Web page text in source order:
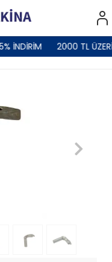
İNDİRİM 2000 TL